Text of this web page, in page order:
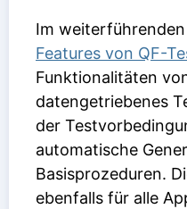
Im weiterführenden
Features von QF-
Funktionalitäten
datengetriebenes
der
automatische
Basisprozeduren.
ebenfalls für alle